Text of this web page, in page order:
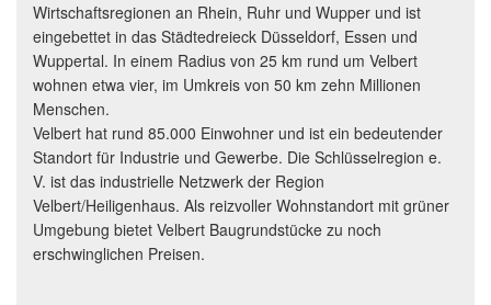
Wirtschaftsregionen an Rhein, Ruhr und Wupper und ist
eingebettet in das Städtedreieck Düsseldorf, Essen und
Wuppertal. In einem Radius von 25 km rund um Velbert
wohnen etwa vier, im Umkreis von 50 km zehn Millionen
Menschen.
Velbert hat rund 85.000 Einwohner und ist ein bedeutender
Standort für Industrie und Gewerbe. Die Schlüsselregion e.
V. ist das industrielle Netzwerk der Region
Velbert/Heiligenhaus. Als reizvoller Wohnstandort mit grüner
Umgebung bietet Velbert Baugrundstücke zu noch
erschwinglichen Preisen.